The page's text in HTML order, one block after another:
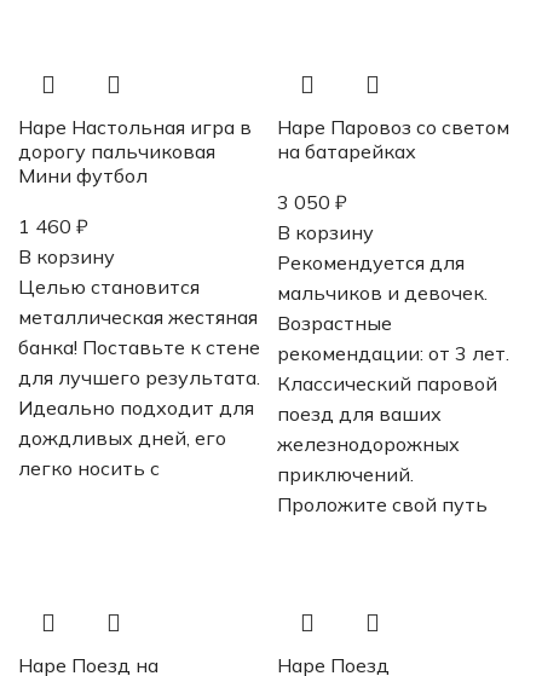
Hape Настольная игра в
дорогу пальчиковая
Мини футбол
1 460 ₽
В корзину
Целью становится
металлическая жестяная
банка! Поставьте к стене
для лучшего результата.
Идеально подходит для
дождливых дней, его
легко носить с
Hape Паровоз со светом
на батарейках
3 050 ₽
В корзину
Рекомендуется для
мальчиков и девочек.
Возрастные
рекомендации: от 3 лет.
Классический паровой
поезд для ваших
железнодорожных
приключений.
Проложите свой путь
Hape Поезд на Hape Поезд